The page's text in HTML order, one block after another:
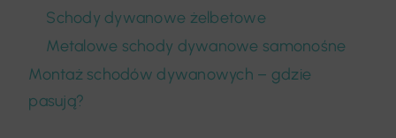
Schody dywanowe żelbetowe
Metalowe schody dywanowe samonośne
Montaż schodów dywanowych – gdzie
pasują?